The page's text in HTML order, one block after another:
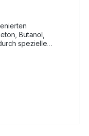
Belägen,
Getriebe,